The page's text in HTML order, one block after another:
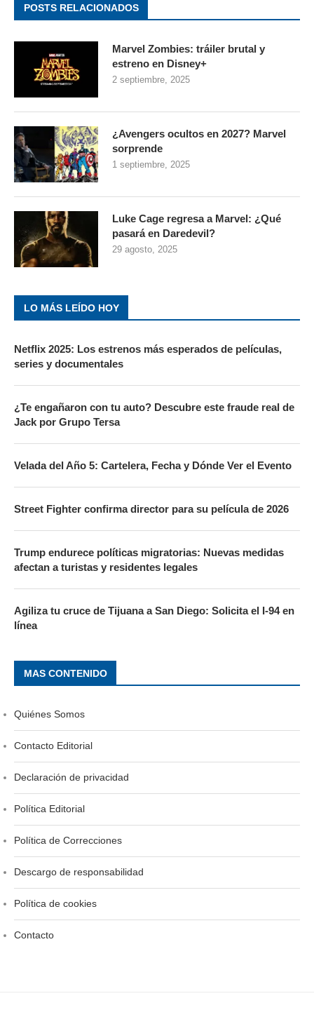
POSTS RELACIONADOS
Marvel Zombies: tráiler brutal y
estreno en Disney+
2 septiembre, 2025
¿Avengers ocultos en 2027? Marvel
sorprende
1 septiembre, 2025
Luke Cage regresa a Marvel: ¿Qué
pasará en Daredevil?
29 agosto, 2025
LO MÁS LEÍDO HOY
Netflix 2025: Los estrenos más esperados de películas,
series y documentales
¿Te engañaron con tu auto? Descubre este fraude real de
Jack por Grupo Tersa
Velada del Año 5: Cartelera, Fecha y Dónde Ver el Evento
Street Fighter confirma director para su película de 2026
Trump endurece políticas migratorias: Nuevas medidas
afectan a turistas y residentes legales
Agiliza tu cruce de Tijuana a San Diego: Solicita el I-94 en
línea
MAS CONTENIDO
Quiénes Somos
Contacto Editorial
Declaración de privacidad
Política Editorial
Política de Correcciones
Descargo de responsabilidad
Política de cookies
Contacto